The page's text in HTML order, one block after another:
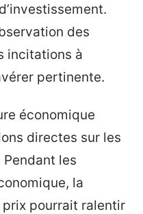
des
incitations à
pertinente.
économique
directes sur les
les
la
pourrait ralentir